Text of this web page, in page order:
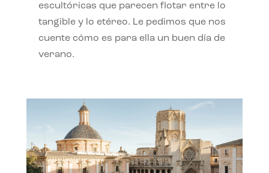
escultóricas que parecen flotar entre lo
tangible y lo etéreo. Le pedimos que nos
cuente cómo es para ella un buen día de
verano.